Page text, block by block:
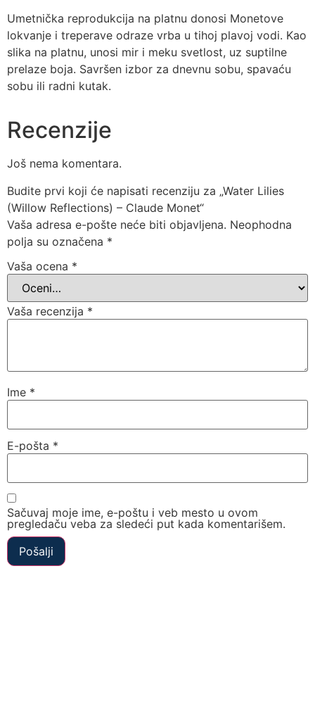
Umetnička reprodukcija na platnu donosi Monetove
lokvanje i treperave odraze vrba u tihoj plavoj vodi. Kao
slika na platnu, unosi mir i meku svetlost, uz suptilne
prelaze boja. Savršen izbor za dnevnu sobu, spavaću
sobu ili radni kutak.
Recenzije
Još nema komentara.
Budite prvi koji će napisati recenziju za „Water Lilies
(Willow Reflections) – Claude Monet“
Vaša adresa e-pošte neće biti objavljena. Neophodna
polja su označena *
Vaša ocena *
Vaša recenzija *
Ime *
E-pošta *
Sačuvaj moje ime, e-poštu i veb mesto u ovom
pregledaču veba za sledeći put kada komentarišem.